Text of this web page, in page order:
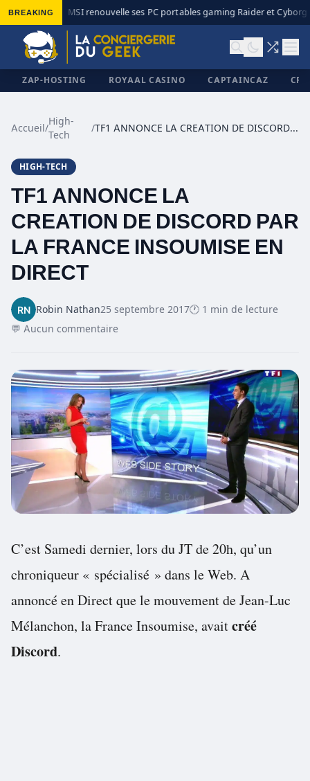
BREAKING MSI renouvelle ses PC portables gaming Raider et Cyborg
ZAP-HOSTING ROYAAL CASINO CAPTAINCAZ
Accueil/
High-
Tech
/ TF1 ANNONCE LA CREATION DE DISCORD PAR LA FRANCE INSOUMISE EN DIRECT
HIGH-TECH
TF1 ANNONCE LA
CREATION DE DISCORD PAR
LA FRANCE INSOUMISE EN
DIRECT
Robin Nathan25 septembre 2017🕐 1 min de lecture
💬 Aucun commentaire
C’est Samedi dernier, lors du JT de 20h, qu’un
chroniqueur « spécialisé » dans le Web. A
annoncé en Direct que le mouvement de Jean-Luc
Mélanchon, la France Insoumise, avaitcréé
Discord.